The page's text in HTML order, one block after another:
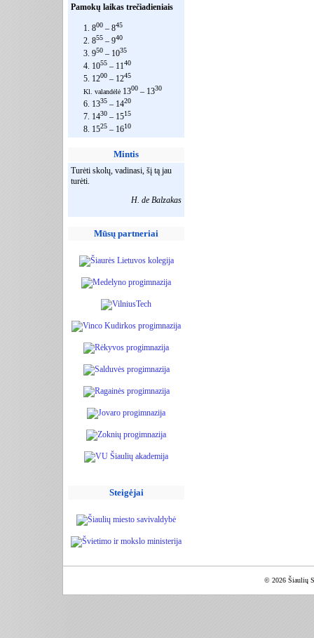
Pamokų laikas trečiadieniais
1. 800 – 845
2. 855 – 940
3. 950 – 1035
4. 1055 – 1140
5. 1200 – 1245
Kl. valandėlė 1300 – 1330
6. 1335 – 1420
7. 1430 – 1515
8. 1525 – 1610
Mintis
Turėti skolų, vadinasi, šį tą jau
turėti.
H. de Balzakas
Mūsų partneriai
Steigėjai
© 2026 Šiaulių